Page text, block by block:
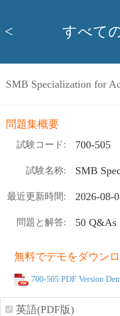
< すべて
SMB Specialization for
問題集概要
試験コード: 700-505
試験名称: SMB
最近更新時間: 2026-08-
問題と解答: 50 Q&As
無料でデモをダウン
700-505 PDF Version
英語(PDF版)